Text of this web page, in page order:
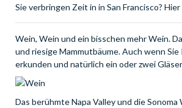
Sie verbringen Zeit in in San Francisco?
Wein, Wein und ein bisschen mehr Wein.
und riesige Mammutbäume. Auch wenn
erkunden und natürlich ein oder zwei
Das berühmte Napa Valley und die